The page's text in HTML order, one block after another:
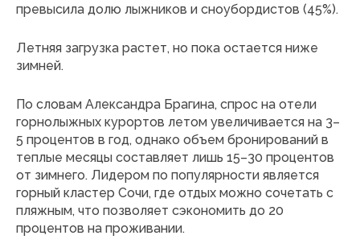
превысила долю лыжников и сноубордистов (45%).
Летняя загрузка растет, но пока остается ниже
зимней.
По словам Александра Брагина, спрос на отели
горнолыжных курортов летом увеличивается на 3–
5 процентов в год, однако объем бронирований в
теплые месяцы составляет лишь 15–30 процентов
от зимнего. Лидером по популярности является
горный кластер Сочи, где отдых можно сочетать с
пляжным, что позволяет сэкономить до 20
процентов на проживании.